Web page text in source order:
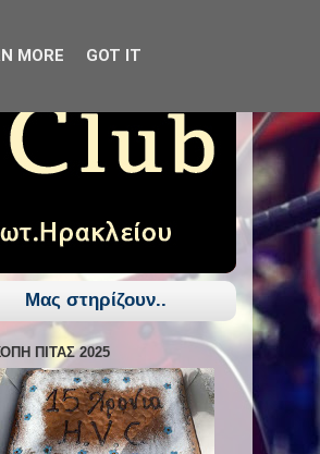
Μας στηρίζουν..
ΠΙΤΑΣ 2025
MORE GOT IT